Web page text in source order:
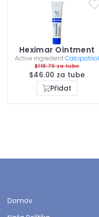
Heximar Ointment
Active ingredientCalcipotriol
$118.79 za tube
$46.00 za tube
Přidat
Domov